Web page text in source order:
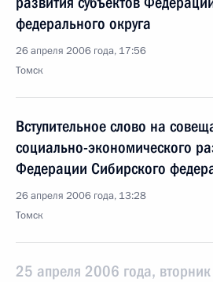
федерального округа
26 апреля 2006 года, 17:56
Томск
Вступительное слово на
социально-экономического
Федерации Сибирского
26 апреля 2006 года, 13:28
Томск
25 апреля 2006 года, вторник